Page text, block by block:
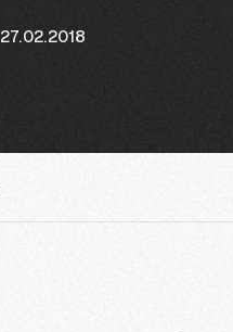
27.02.2018